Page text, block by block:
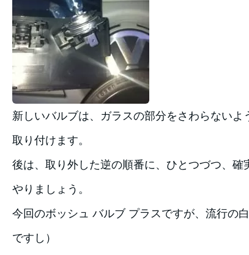
新しいバルブは、ガラスの部分をさわらないよ
取り付けます。
後は、取り外した逆の順番に、ひとつづつ、確
やりましょう。
今回のボッシュ バルブ プラスですが、流行の
ですし）